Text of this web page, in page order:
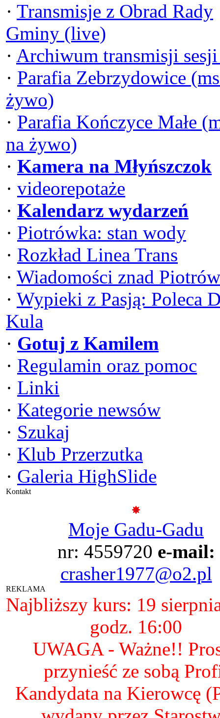
· Transmisje z Obrad Rady
Gminy (live)
· Archiwum transmisji
· Parafia Zebrzydowice
żywo)
· Parafia Kończyce Małe
na żywo)
· Kamera na Młyńszczok
· videorepotaże
· Kalendarz wydarzeń
· Piotrówka: stan wody
· Rozkład Linea Trans
· Wiadomości znad
· Wypieki z Pasją: Poleca
Kula
· Gotuj z Kamilem
· Regulamin oraz pomoc
· Linki
· Kategorie newsów
· Szukaj
· Klub Przerzutka
· Galeria HighSlide
Kontakt
Moje Gadu-Gadu
nr: 4559720 e-mail:
crasher1977@o2.pl
REKLAMA
Najbliższy kurs: 19
godz. 16:00
UWAGA - Ważne!!
przynieść ze sobą
Kandydata na Kierowcę